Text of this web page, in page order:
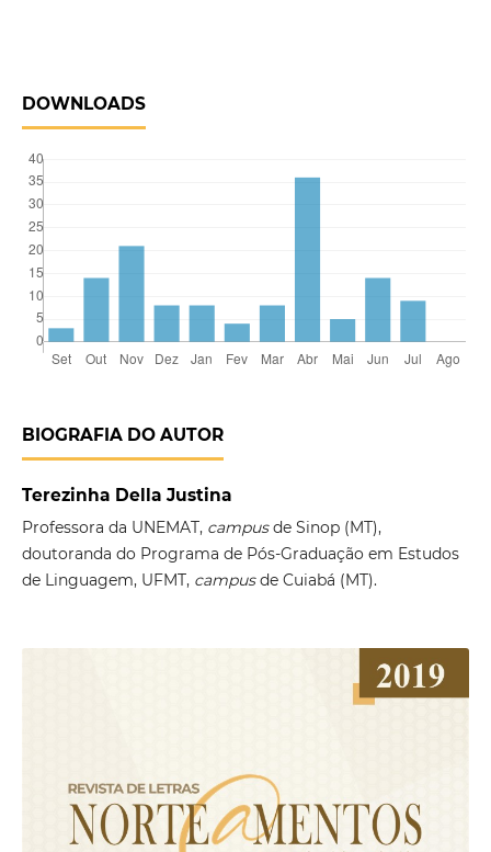
DOWNLOADS
BIOGRAFIA DO AUTOR
Terezinha Della Justina
Professora da UNEMAT, campusde Sinop (MT),
doutoranda do Programa de Pós-Graduação em Estudos
de Linguagem, UFMT, campusde Cuiabá (MT).